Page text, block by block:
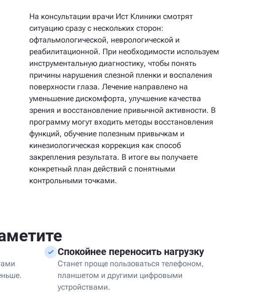
На консультации врачи Ист Клиники смотрят
ситуацию сразу с нескольких сторон:
офтальмологической, неврологической и
реабилитационной. При необходимости используем
инструментальную диагностику, чтобы понять
причины нарушения слезной пленки и воспаления
поверхности глаза. Лечение направлено на
уменьшение дискомфорта, улучшение качества
зрения и восстановление привычной активности. В
программу могут входить методы восстановления
функций, обучение полезным привычкам и
кинезиологическая коррекция как способ
закрепления результата. В итоге вы получаете
конкретный план действий с понятными
контрольными точками.
Спокойнее переносить нагрузку
Станет проще пользоваться телефоном,
планшетом и другими цифровыми
устройствами.